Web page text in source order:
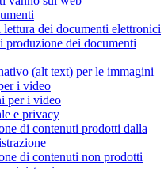
dei documenti elettronici
produzione dei documenti
(alt text) per le immagini
i video
per i video
e privacy
di contenuti prodotti dalla
di contenuti non prodotti